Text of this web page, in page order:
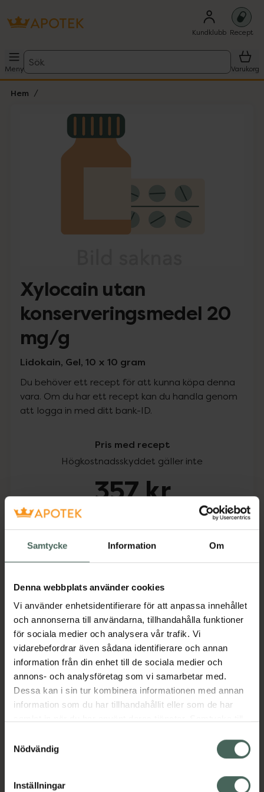
Samtycke Information Om
Denna webbplats använder cookies
Vi använder enhetsidentifierare för att anpassa innehållet
och annonserna till användarna, tillhandahålla funktioner
för sociala medier och analysera vår trafik. Vi
vidarebefordrar även sådana identifierare och annan
information från din enhet till de sociala medier och
annons- och analysföretag som vi samarbetar med.
Dessa kan i sin tur kombinera informationen med annan
information som du har tillhandahållit eller som de har
återkalla ditt samtycke via webbplatsens
cookieinställningar. Ett återkallat samtycke påverkar inte
lagligheten av behandling som skett innan återkallelsen.
Nödvändig
Inställningar
Kundklubb Recept
Meny
Sök
Varukorg
Hem
Lista: . Innehåller 1 objekt.
Xylocain utan
konserveringsmedel 20
mg/g
Lidokain, Gel, 10 x 10 gram
Du behöver ett recept för att kunna köpa denna
vara. Om du har ett recept kan du handla genom
att logga in med ditt bank-ID.
Pris med recept
Högkostnadsskyddet gäller inte
357 kr
Köp via ditt recept
Fler produkter från Xylocain
Aktuella erbjudanden
Beskrivning
Läs alltid bipacksedeln innan
användning.
Visa